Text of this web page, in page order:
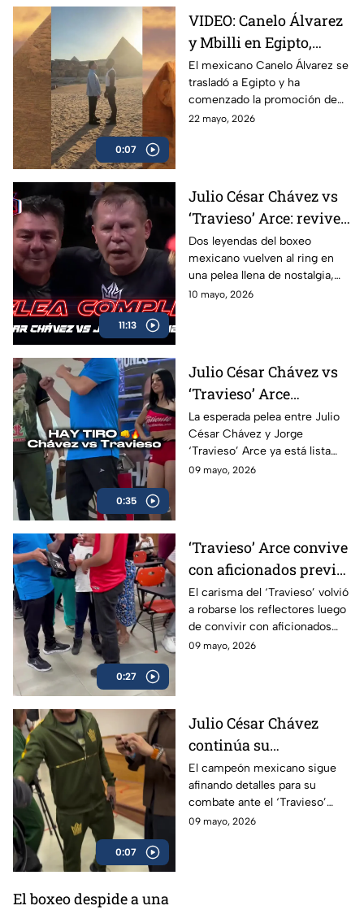
0:07
VIDEO: Canelo Álvarez
y Mbilli en Egipto,
tienen primer cara a
cara
El mexicano Canelo Álvarez se
trasladó a Egipto y ha
comenzado la promoción de
su combate ante el francés
22 mayo, 2026
11:13
Julio César Chávez vs
‘Travieso’ Arce: revive
la pelea completa en
Box Azteca
Dos leyendas del boxeo
mexicano vuelven al ring en
una pelea llena de nostalgia,
emoción y grandes momentos
10 mayo, 2026
0:35
Julio César Chávez vs
‘Travieso’ Arce
cumplen con la
báscula; habrá pelea en
Box Azteca
La esperada pelea entre Julio
César Chávez y Jorge
‘Travieso’ Arce ya está lista
luego de que ambos superaran
09 mayo, 2026
0:27
‘Travieso’ Arce convive
con aficionados previo
a su esperado combate
El carisma del ‘Travieso’ volvió
a robarse los reflectores luego
de convivir con aficionados
antes de subir al ring.
09 mayo, 2026
0:07
Julio César Chávez
continúa su
preparación para
enfrentar al ‘Travieso’
Arce
El campeón mexicano sigue
afinando detalles para su
combate ante el ‘Travieso’
Arce
09 mayo, 2026
El boxeo despide a una